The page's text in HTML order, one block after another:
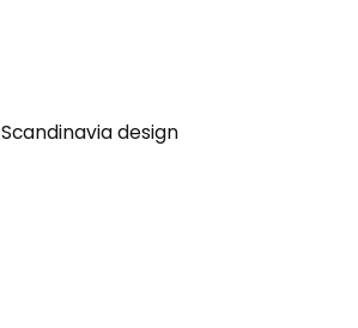
Scandinavia design